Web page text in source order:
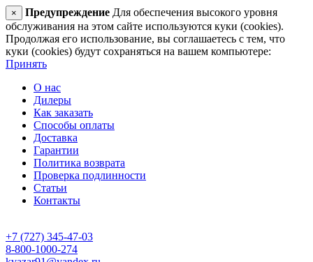
× Предупреждение Для обеспечения высокого уровня
обслуживания на этом сайте используются куки (cookies).
Продолжая его использование, вы соглашаетесь с тем, что
куки (cookies) будут сохраняться на вашем компьютере:
Принять
О нас
Дилеры
Как заказать
Способы оплаты
Доставка
Гарантии
Политика возврата
Проверка подлинности
Статьи
Контакты
+7 (727) 345-47-03
8-800-1000-274